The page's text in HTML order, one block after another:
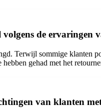
de ervaringen
Terwijl sommige klanten
gehad met het
van klanten